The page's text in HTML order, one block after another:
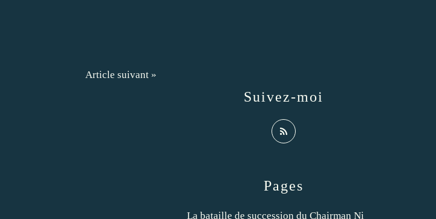
Article suivant »
Pages
La bataille de succession du Chairman Ni
Suivez-moi